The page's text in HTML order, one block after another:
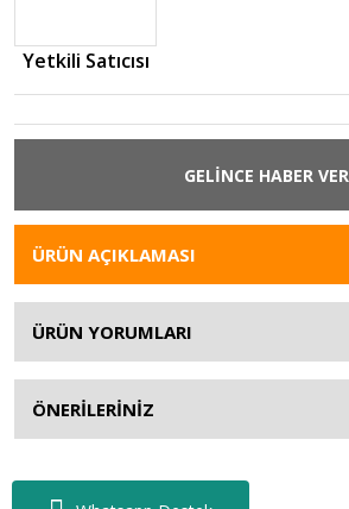
Yetkili Satıcısı
GELİNCE HABER VER
ÜRÜN AÇIKLAMASI
ÜRÜN YORUMLARI
ÖNERİLERİNİZ